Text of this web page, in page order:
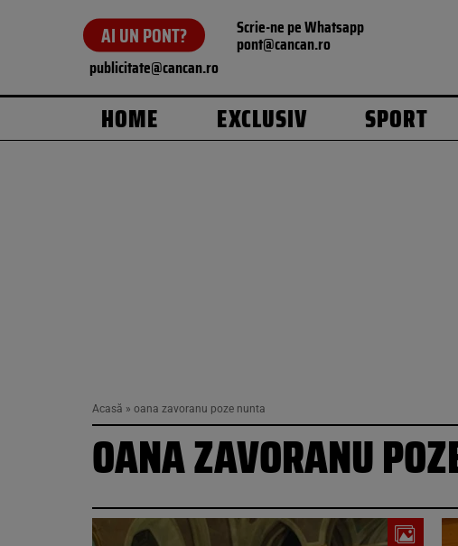
AI UN PONT? Scrie-ne pe Whatsapp
pont@cancan.ro
publicitate@cancan.ro
HOME EXCLUSIV SPORT
Acasă » oana zavoranu poze nunta
OANA ZAVORANU